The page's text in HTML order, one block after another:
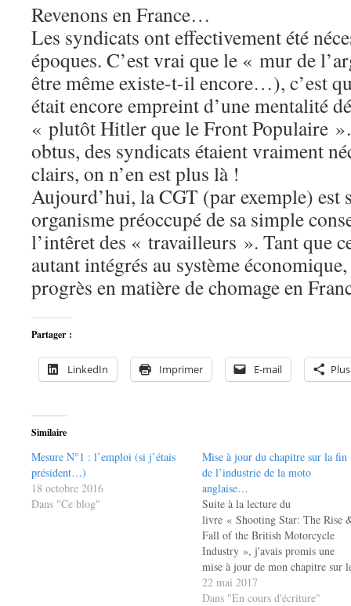
Revenons en France…
Les syndicats ont effectivement été
époques. C’est vrai que le « mur de
être même existe-t-il encore…), c’est
était encore empreint d’une mentalité
« plutôt Hitler que le Front Populaire
obtus, des syndicats étaient vraiment
clairs, on n’en est plus là !
Aujourd’hui, la CGT (par exemple) est
organisme préoccupé de sa simple
l’intêret des « travailleurs ». Tant que
autant intégrés au système
progrès en matière de chomage en
Partager :
LinkedIn Imprimer E-mail Plus
Similaire
Mesure N°1 : l’emploi (si j’étais
président…)
18 octobre 2016
Dans "Ce blog"
Mise à jour du chapitre sur la fin
de l’industrie de la moto
anglaise…
Suite à la lecture du
livre « Shooting Star: The Rise
Fall of the British Motorcycle
Industry », j'avais promis une
mise à jour de mon chapitre sur
même sujet... Chose promise,
chose due, le voilà ! == 5— Le
22 mai 2017
Dans "En cours d'écriture"